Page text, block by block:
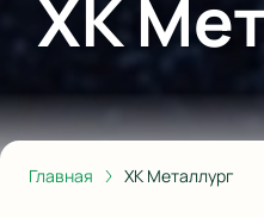
ХК
Главная ХК Металлург